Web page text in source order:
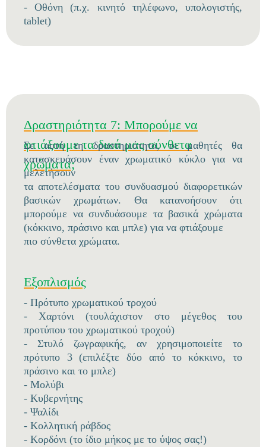
- Οθόνη (π.χ. κινητό τηλέφωνο, υπολογιστής,
tablet)
Δραστηριότητα 7: Μπορούμε να
φτιάξουμε τα δικά μας σύνθετα
χρώματα;
Σε αυτή τη δραστηριότητα, οι μαθητές θα
κατασκευάσουν έναν χρωματικό κύκλο για να
μελετήσουν
τα αποτελέσματα του συνδυασμού διαφορετικών
βασικών χρωμάτων. Θα κατανοήσουν ότι
μπορούμε να συνδυάσουμε τα βασικά χρώματα
(κόκκινο, πράσινο και μπλε) για να φτιάξουμε
πιο σύνθετα χρώματα.
Εξοπλισμός
- Πρότυπο χρωματικού τροχού
- Χαρτόνι (τουλάχιστον στο μέγεθος του
προτύπου του χρωματικού τροχού)
- Στυλό ζωγραφικής, αν χρησιμοποιείτε το
πρότυπο 3 (επιλέξτε δύο από το κόκκινο, το
πράσινο και το μπλε)
- Μολύβι
- Κυβερνήτης
- Ψαλίδι
- Κολλητική ράβδος
- Κορδόνι (το ίδιο μήκος με το ύψος σας!)